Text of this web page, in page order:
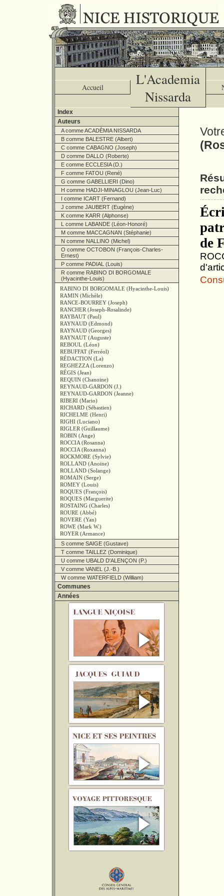
Accueil
L'Academia
Nissarda
Index
Auteurs
A comme ACADÈMIA NISSARDA
B comme BALESTRE (Albert)
C comme CABAGNO (Joseph)
D comme DALLO (Roberte)
E comme ECCLESIA (D.)
F comme FATOU (René)
G comme GABELLIERI (Dino)
H comme HADJI-MINAGLOU (Jean-Luc)
I comme ICART (Fernand)
J comme JAUBERT (Eugène)
K comme KARR (Alphonse)
L comme LABANDE (Léon-Honoré)
M comme MACCAGNAN (Stéphanie)
N comme NALLINO (Michel)
O comme OCTOBON (François-Charles-
Ernest)
P comme PADIAL (Louis)
R comme RABINO DI BORGOMALE
(Hyacinthe-Louis)
RABINO DI BORGOMALE (Hyacinthe-Louis)
RAMIN (Michèle)
RANCE-BOURREY (Joseph)
RANCHER (Joseph-Rosalinde)
RAYBAUT (Paul)
RAYNAUD (Edmond)
RAYNAUD (Georges)
RAYNAUT (Auguste)
REBOUL (Léon)
REBUFFAT (Ferréol)
RÉDACTION (La)
REGHEZZA (Lorenzo)
RÉGIS (Jean)
REQUIN (Chanoine)
REYNAUD-GARDON (J.)
REYNAUD-GARDON (Jeanne)
RIBERI (Mario)
RICHARD (Sébastien)
RICHELME (Henri)
RIGHI (Luciano)
RIGLER (Guillaume)
ROBIN (Ange)
ROCCIA (Rosanna)
ROCCIA (Roxanna)
ROCKMORE (Sylvie)
ROLLAND (Anoine)
ROLLAND (Solange)
ROMAIN (Serge)
ROMEY (Louis)
ROQUES (François)
ROQUES (Marguerite)
ROSTAING (Charles)
ROURE (Abbé)
ROVERE (Yan)
ROWE (Mark W.)
ROYER (Armance)
S comme SAIGE (Gustave)
T comme TAILLEZ (Dominique)
U comme UBALD D'ALENÇON (P.)
V comme VANEL (J.-B.)
W comme WATERFIELD (William)
Communes
Années
de